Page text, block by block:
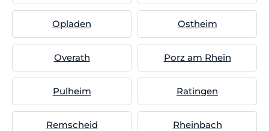
Opladen Ostheim
Overath Porz am Rhein
Pulheim Ratingen
Remscheid Rheinbach